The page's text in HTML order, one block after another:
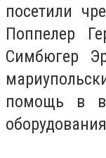
посетили
Поппелер
Симбюгер
помощь в